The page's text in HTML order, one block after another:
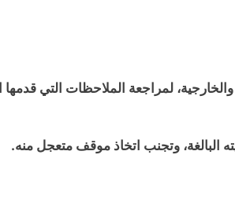
لمراجعة الملاحظات التي قدمها
البالغة، وتجنب اتخاذ موقف متعجل منه.